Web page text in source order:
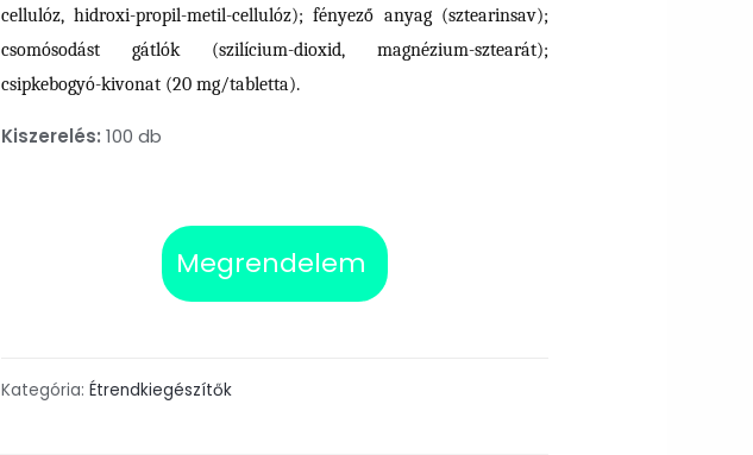
cellulóz, hidroxi-propil-metil-cellulóz); fényező anyag (sztearinsav);
csomósodást gátlók (szilícium-dioxid, magnézium-sztearát);
csipkebogyó-kivonat (20 mg/tabletta).
Kiszerelés: 100 db
Megrendelem
Kategória: Étrendkiegészítők